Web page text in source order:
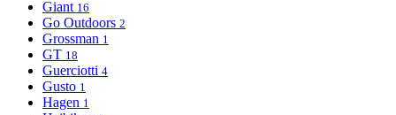
Giant 16
Go Outdoors 2
Grossman 1
GT 18
Guerciotti 4
Gusto 1
Hagen 1